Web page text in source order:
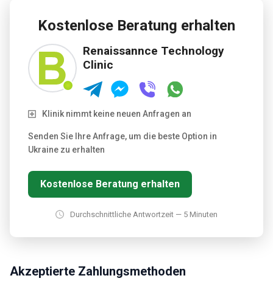
Kostenlose Beratung erhalten
Renaissannce Technology
Clinic
Klinik nimmt keine neuen Anfragen an
Senden Sie Ihre Anfrage, um die beste Option in
Ukraine zu erhalten
Kostenlose Beratung erhalten
Durchschnittliche Antwortzeit — 5 Minuten
Akzeptierte Zahlungsmethoden